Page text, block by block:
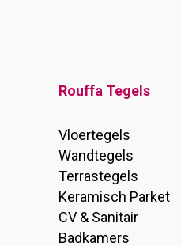
Rouffa Tegels
Vloertegels
Wandtegels
Terrastegels
Keramisch Parket
CV & Sanitair
Badkamers